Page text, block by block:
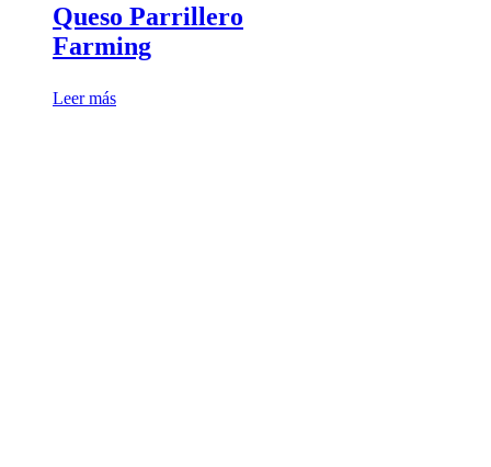
Queso Parrillero
Farming
Leer más